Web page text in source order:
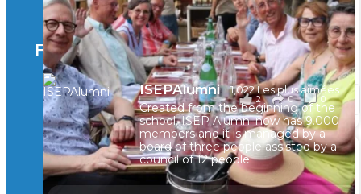
Merci à tous pour votre présence et à Alexandre
CHEA pour l'organisation !
il y a 3 mois
2 0 0
Voir sur Facebook · Partager
🚀La dynamique des rencontres entre Alumni
continue sur sa lancée ! 🚀🚀
Facebook
ISEPAlumni 1,022 Les plus aimées
Created from the beginning of the
school, ISEP Alumni now has 9.000
members and it is managed by a
board of three people assisted by a
council of 12 people